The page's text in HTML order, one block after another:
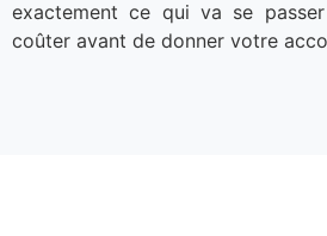
exactement ce qui va se
coûter avant de donner votre